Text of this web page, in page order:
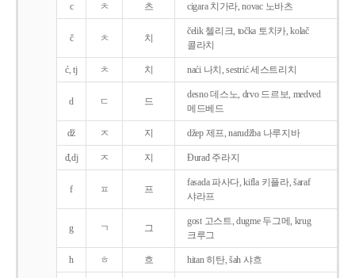
c ㅊ 츠 cigara 치가라, novac 노바츠
č ㅊ 치
čelik 첼리크, točka 토치카, kolač
콜라치
ć, tj ㅊ 치 naći 나치, sestrić 세스트리치
d ㄷ 드
desno 데스노, drvo 드르보, medved
메드베드
dž ㅈ 지 džep 제프, narudžba 나루지바
đ,dj ㅈ 지 Ðurađ 주라지
f ㅍ 프
fasada 파사다, kifla 키플라, šaraf
샤라프
g ㄱ 그
gost 고스트, dugme 두그메, krug
크루그
h ㅎ 흐 hitan 히탄, šah 샤흐